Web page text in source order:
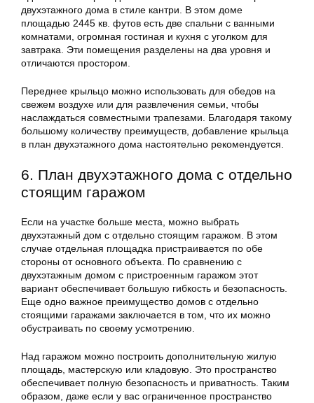
двухэтажного дома в стиле кантри. В этом доме
площадью 2445 кв. футов есть две спальни с ванными
комнатами, огромная гостиная и кухня с уголком для
завтрака. Эти помещения разделены на два уровня и
отличаются простором.
Переднее крыльцо можно использовать для обедов на
свежем воздухе или для развлечения семьи, чтобы
наслаждаться совместными трапезами. Благодаря такому
большому количеству преимуществ, добавление крыльца
в план двухэтажного дома настоятельно рекомендуется.
6. План двухэтажного дома с отдельно
стоящим гаражом
Если на участке больше места, можно выбрать
двухэтажный дом с отдельно стоящим гаражом. В этом
случае отдельная площадка пристраивается по обе
стороны от основного объекта. По сравнению с
двухэтажным домом с пристроенным гаражом этот
вариант обеспечивает большую гибкость и безопасность.
Еще одно важное преимущество домов с отдельно
стоящими гаражами заключается в том, что их можно
обустраивать по своему усмотрению.
Над гаражом можно построить дополнительную жилую
площадь, мастерскую или кладовую. Это пространство
обеспечивает полную безопасность и приватность. Таким
образом, даже если у вас ограниченное пространство